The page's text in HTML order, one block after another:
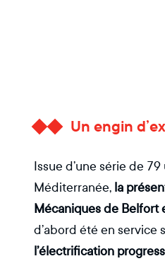
Un engin
Issue d’une série de
Méditerranée, la
Mécaniques de Belfort
d’abord été en service
l’électrification